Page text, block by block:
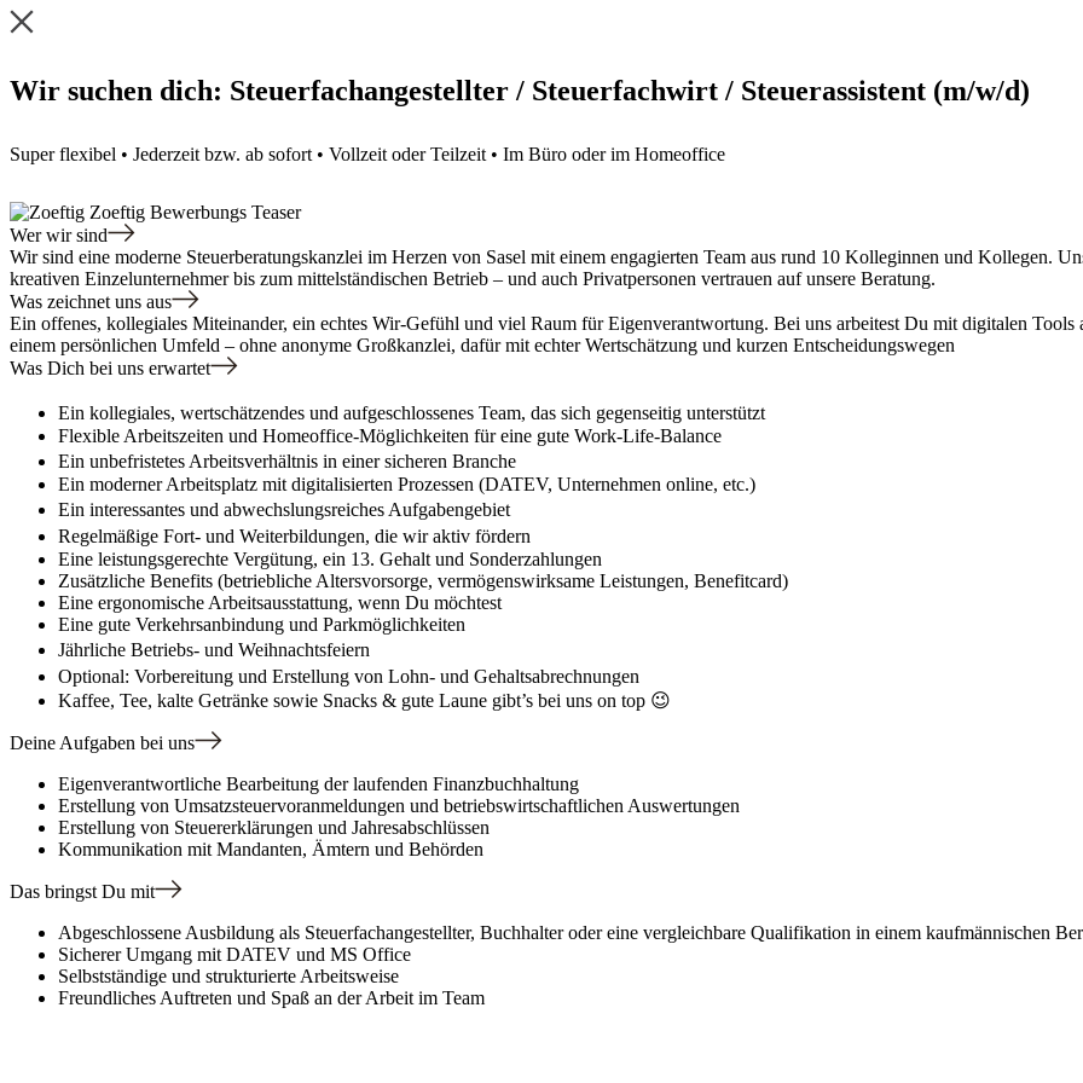
Wir suchen dich: Steuerfachangestellter / Steuerfachwirt / Steuerassistent (m/w/d)
Super flexibel • Jederzeit bzw. ab sofort • Vollzeit oder Teilzeit • Im Büro oder im Homeoffice
Wer wir sind
Wir sind eine moderne Steuerberatungskanzlei im Herzen von Sasel mit einem engagierten Team aus rund 10 Kolleginnen und Kollegen.
kreativen Einzelunternehmer bis zum mittelständischen Betrieb – und auch Privatpersonen vertrauen auf unsere Beratung.
Was zeichnet uns aus
Ein offenes, kollegiales Miteinander, ein echtes Wir-Gefühl und viel Raum für Eigenverantwortung. Bei uns arbeitest Du mit digitalen Tools
einem persönlichen Umfeld – ohne anonyme Großkanzlei, dafür mit echter Wertschätzung und kurzen Entscheidungswegen
Was Dich bei uns erwartet
Ein kollegiales, wertschätzendes und aufgeschlossenes Team, das sich gegenseitig unterstützt
Flexible Arbeitszeiten und Homeoffice-Möglichkeiten für eine gute Work-Life-Balance
Ein unbefristetes Arbeitsverhältnis in einer sicheren Branche
Ein moderner Arbeitsplatz mit digitalisierten Prozessen (DATEV, Unternehmen online, etc.)
Ein interessantes und abwechslungsreiches Aufgabengebiet
Regelmäßige Fort- und Weiterbildungen, die wir aktiv fördern
Eine leistungsgerechte Vergütung, ein 13. Gehalt und Sonderzahlungen
Zusätzliche Benefits (betriebliche Altersvorsorge, vermögenswirksame Leistungen, Benefitcard)
Eine ergonomische Arbeitsausstattung, wenn Du möchtest
Eine gute Verkehrsanbindung und Parkmöglichkeiten
Jährliche Betriebs- und Weihnachtsfeiern
Optional: Vorbereitung und Erstellung von Lohn- und Gehaltsabrechnungen
Kaffee, Tee, kalte Getränke sowie Snacks & gute Laune gibt’s bei uns on top 😉
Deine Aufgaben bei uns
Eigenverantwortliche Bearbeitung der laufenden Finanzbuchhaltung
Erstellung von Umsatzsteuervoranmeldungen und betriebswirtschaftlichen Auswertungen
Erstellung von Steuererklärungen und Jahresabschlüssen
Kommunikation mit Mandanten, Ämtern und Behörden
Das bringst Du mit
Abgeschlossene Ausbildung als Steuerfachangestellter, Buchhalter oder eine vergleichbare Qualifikation in einem kaufmännischen
Sicherer Umgang mit DATEV und MS Office
Selbstständige und strukturierte Arbeitsweise
Freundliches Auftreten und Spaß an der Arbeit im Team